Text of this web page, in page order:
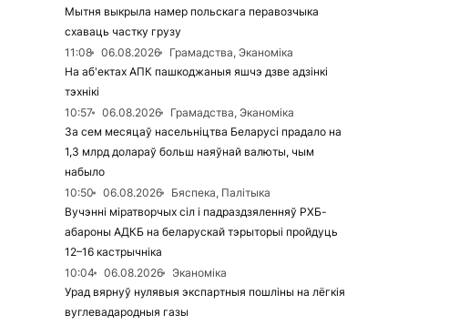
Мытня выкрыла намер польскага перавозчыка
схаваць частку грузу
11:08
06.08.2026
Грамадства, Эканоміка
На аб'ектах АПК пашкоджаныя яшчэ дзве адзінкі
тэхнікі
10:57
06.08.2026
Грамадства, Эканоміка
За сем месяцаў насельніцтва Беларусі прадало на
1,3 млрд долараў больш наяўнай валюты, чым
набыло
10:50
06.08.2026
Бяспека, Палітыка
Вучэнні міратворчых сіл і падраздзяленняў РХБ-
абароны АДКБ на беларускай тэрыторыі пройдуць
12–16 кастрычніка
10:04
06.08.2026
Эканоміка
Урад вярнуў нулявыя экспартныя пошліны на лёгкія
вуглевадародныя газы